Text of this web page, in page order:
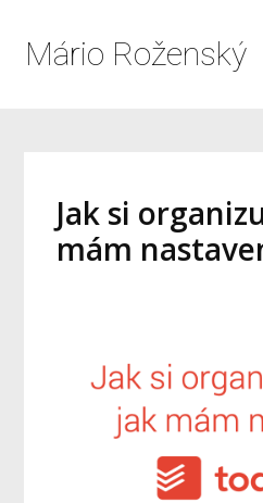
Mário Roženský
Jak si
mám